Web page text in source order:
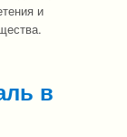
и
в